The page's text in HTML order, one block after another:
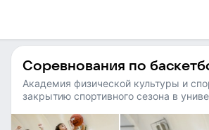
Соревнования по
Академия физической культуры и
закрытию спортивного сезона в